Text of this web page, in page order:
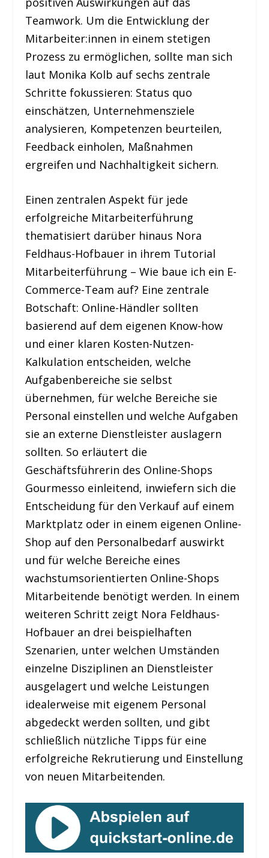
Teamwork. Um die Entwicklung der
Mitarbeiter:innen in einem stetigen
Prozess zu ermöglichen, sollte man sich
laut Monika Kolb auf sechs zentrale
Schritte fokussieren: Status quo
einschätzen, Unternehmensziele
analysieren, Kompetenzen beurteilen,
Feedback einholen, Maßnahmen
ergreifen und Nachhaltigkeit sichern.
Einen zentralen Aspekt für jede
erfolgreiche Mitarbeiterführung
thematisiert darüber hinaus Nora
Feldhaus-Hofbauer in ihrem Tutorial
Mitarbeiterführung – Wie baue ich ein E-
Commerce-Team auf? Eine zentrale
Botschaft: Online-Händler sollten
basierend auf dem eigenen Know-how
und einer klaren Kosten-Nutzen-
Kalkulation entscheiden, welche
Aufgabenbereiche sie selbst
übernehmen, für welche Bereiche sie
Personal einstellen und welche Aufgaben
sie an externe Dienstleister auslagern
sollten. So erläutert die
Geschäftsführerin des Online-Shops
Gourmesso einleitend, inwiefern sich die
Entscheidung für den Verkauf auf einem
Marktplatz oder in einem eigenen Online-
Shop auf den Personalbedarf auswirkt
und für welche Bereiche eines
wachstumsorientierten Online-Shops
Mitarbeitende benötigt werden. In einem
weiteren Schritt zeigt Nora Feldhaus-
Hofbauer an drei beispielhaften
Szenarien, unter welchen Umständen
einzelne Disziplinen an Dienstleister
ausgelagert und welche Leistungen
idealerweise mit eigenem Personal
abgedeckt werden sollten, und gibt
schließlich nützliche Tipps für eine
erfolgreiche Rekrutierung und Einstellung
von neuen Mitarbeitenden.